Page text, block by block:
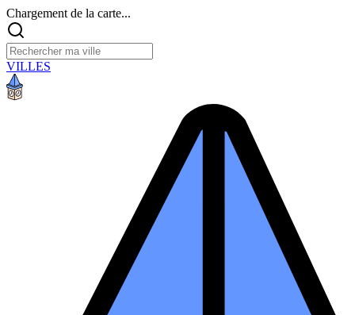
Chargement de la carte...
VILLES